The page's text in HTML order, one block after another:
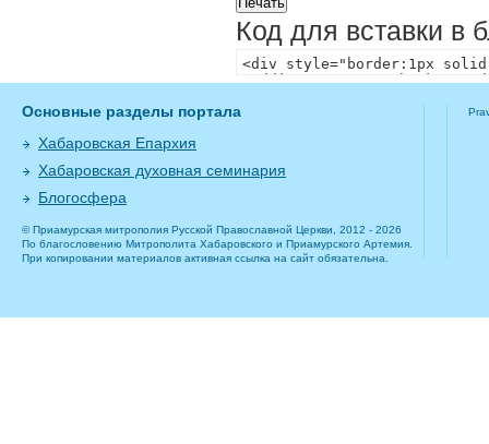
Код для вставки в
Основные разделы портала
Хабаровская Епархия
Хабаровская духовная семинария
Блогосфера
© Приамурская митрополия Русской Православной Церкви, 2012 - 2026
По благословению Митрополита Хабаровского и Приамурского Артемия.
При копировании материалов активная ссылка на сайт обязательна.